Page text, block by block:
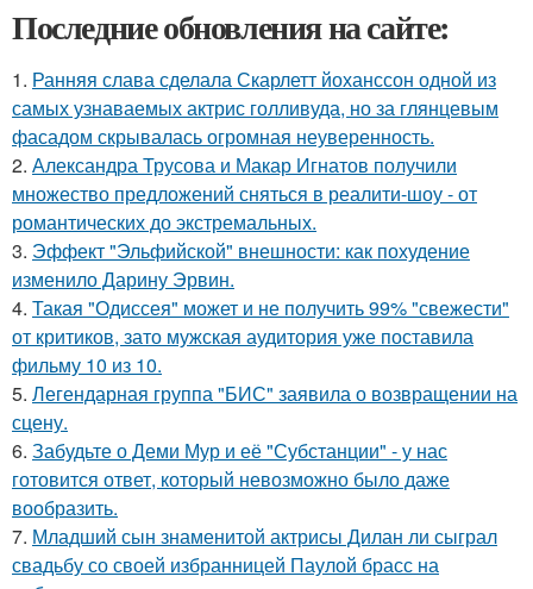
Последние обновления на сайте:
1. Ранняя слава сделала Скарлетт йоханссон одной из
самых узнаваемых актрис голливуда, но за глянцевым
фасадом скрывалась огромная неуверенность.
2. Александра Трусова и Макар Игнатов получили
множество предложений сняться в реалити-шоу - от
романтических до экстремальных.
3. Эффект "Эльфийской" внешности: как похудение
изменило Дарину Эрвин.
4. Такая "Одиссея" может и не получить 99% "свежести"
от критиков, зато мужская аудитория уже поставила
фильму 10 из 10.
5. Легендарная группа "БИС" заявила о возвращении на
сцену.
6. Забудьте о Деми Мур и её "Субстанции" - у нас
готовится ответ, который невозможно было даже
вообразить.
7. Младший сын знаменитой актрисы Дилан ли сыграл
свадьбу со своей избранницей Паулой брасс на